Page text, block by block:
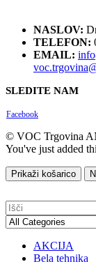
NASLOV:
TELEFON:
EMAIL:
SLEDITE NAM
Facebook
© VOC Trgovina
You've just added
Prikaži košarico
AKCIJA
Bela tehnika